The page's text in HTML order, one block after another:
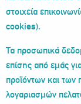
στοιχεία
cookies).
Τα προσωπικά
επίσης από εμάς
προϊόντων και των
λογαριασμών